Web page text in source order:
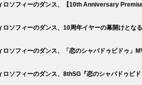
ロソフィーのダンス、【10th Anniversary
ロソフィーのダンス、10周年イヤーの幕開けとな
ロソフィーのダンス、「恋のシャバドゥビドゥ」
ロソフィーのダンス、8thSG『恋のシャバドゥビ